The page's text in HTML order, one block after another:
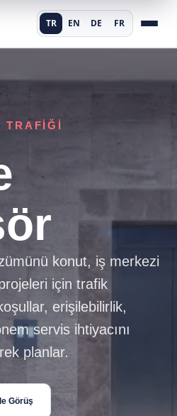
TR EN DE FR
TRAFIĞI
konut, iş merkezi
için trafik
erişilebilirlik,
servis ihtiyacını
planlar.
Görüş